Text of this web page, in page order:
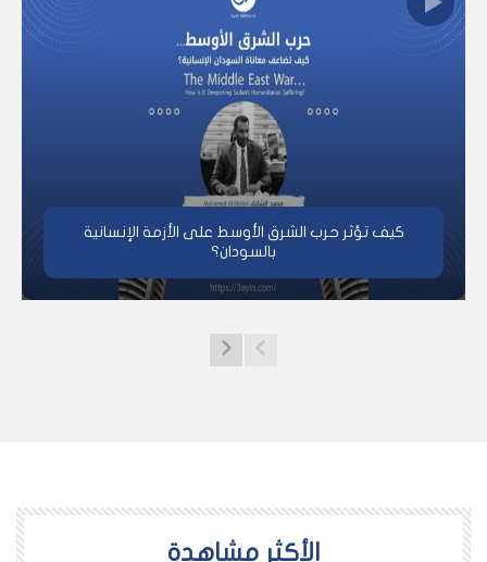
كيف تؤثر حرب الشرق الأوسط على الأزمة الإنسانية
بالسودان؟
اﻷكثر مشاهدة